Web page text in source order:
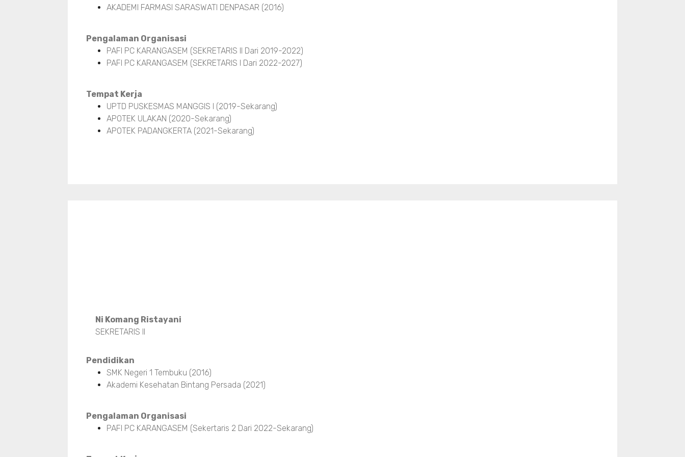
AKADEMI FARMASI SARASWATI DENPASAR (2016)
Pengalaman Organisasi
PAFI PC KARANGASEM (SEKRETARIS II Dari 2019-2022)
PAFI PC KARANGASEM (SEKRETARIS I Dari 2022-2027)
Tempat Kerja
UPTD PUSKESMAS MANGGIS I (2019-Sekarang)
APOTEK ULAKAN (2020-Sekarang)
APOTEK PADANGKERTA (2021-Sekarang)
Ni Komang Ristayani
SEKRETARIS II
Pendidikan
SMK Negeri 1 Tembuku (2016)
Akademi Kesehatan Bintang Persada (2021)
Pengalaman Organisasi
PAFI PC KARANGASEM (Sekertaris 2 Dari 2022-Sekarang)